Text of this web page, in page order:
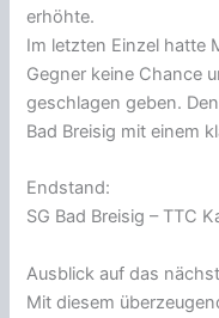
erhöhte.
Im letzten Einzel hatte
Gegner keine Chance
geschlagen geben.
Bad Breisig mit einem
Endstand:
SG Bad Breisig – TTC
Ausblick auf das
Mit diesem